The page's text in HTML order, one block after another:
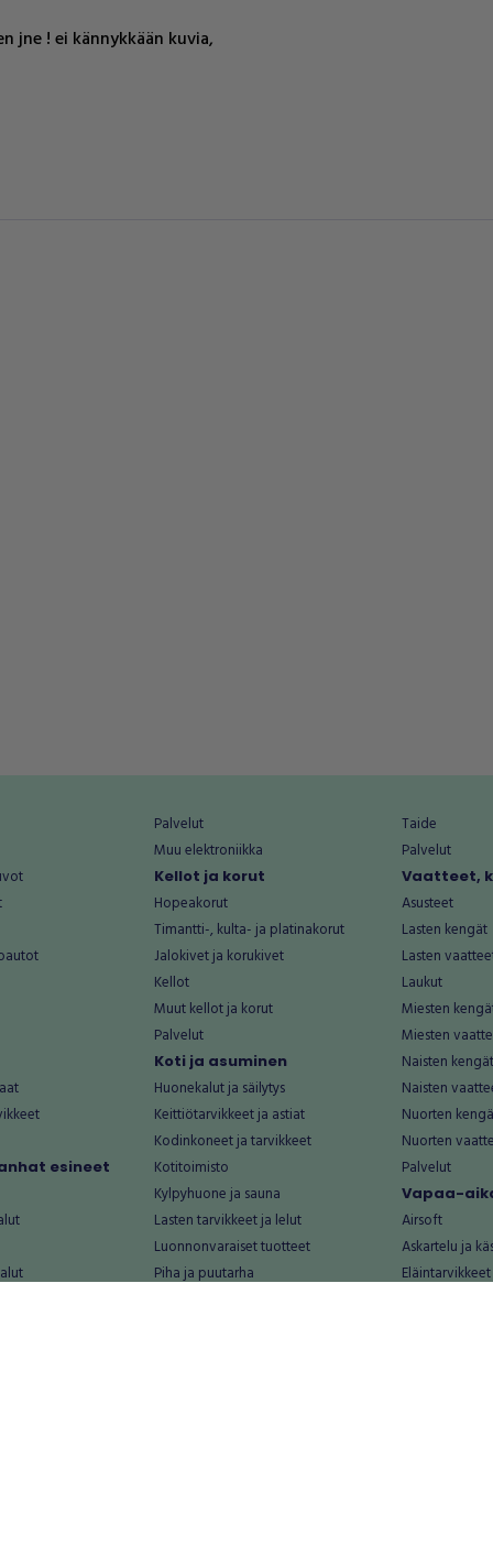
jne ! ei kännykkään kuvia,
esineet
Palvelut
Muu elektroniikka
Kellot ja korut
Hopeakorut
Timantti-, kulta- ja platinakorut
Jalokivet ja korukivet
Kellot
Muut kellot ja korut
Palvelut
Koti ja asuminen
Huonekalut ja säilytys
Keittiötarvikkeet ja astiat
Kodinkoneet ja tarvikkeet
Kotitoimisto
Kylpyhuone ja sauna
Lasten tarvikkeet ja lelut
Luonnonvaraiset tuotteet
Piha ja puutarha
Taide
Palvelut
Vaatteet,
Asusteet
Lasten kengät
Lasten
Laukut
Miesten
Miesten
Naisten kengät
Naisten
Nuorten
Nuorten
Palvelut
Vapaa-
Airsoft
Askartelu ja
Eläintarvikkeet